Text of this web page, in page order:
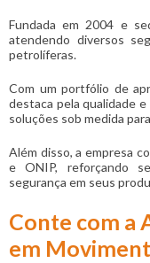
Fundada em 2004 e
atendendo diversos
petrolíferas.
Com um portfólio de
destaca pela qualidade
soluções sob medida
Além disso, a empresa
e ONIP, reforçando
segurança em seus
Conte com a
em